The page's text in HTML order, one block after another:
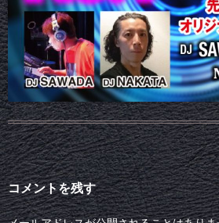
コメントを残す